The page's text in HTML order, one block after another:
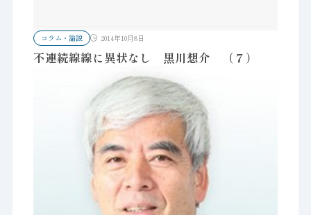
コラム・論説 2014年10月8日
不連続線線に異状なし 黒川想介 （７）